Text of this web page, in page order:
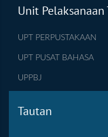
Unit Pelaksanaan
UPT PERPUSTAKAAN
UPT PUSAT BAHASA
UPPBJ
Tautan